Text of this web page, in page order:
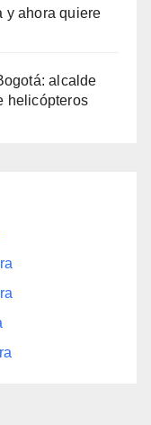
y ahora quiere
alcalde
helicópteros